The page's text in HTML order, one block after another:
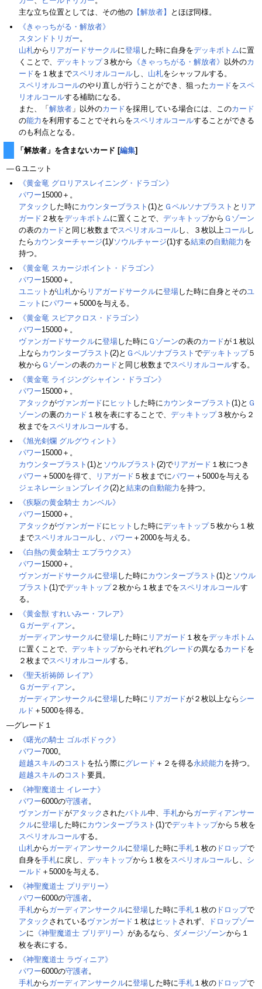
主な立ち位置としては、その他の 【解放者】
とほぼ同様。
《きゃっちがる・解放者》
スタンドトリガー 。
山札から リアガードサークルに登場した時に自身をデッキボトムに置
くことで、 デッキトップ３枚から 《きゃっちがる・解放者》 以外のカ
ードを１枚までスペリオルコールし、 山札をシャッフルする。
スペリオルコールのやり直しが行うことができ、狙ったカードを スペ
リオルコールする補助になる。
また、「 解放者 」以外のカードを採用している場合には、このカード
の能力 を利用することでそれらを スペリオルコールすることができる
のも利点となる。
「解放者」を含まないカード [編集]
―Ｇユニット
《黄金竜 グロリアスレイニング・ドラゴン》
パワー15000＋。
アタック した時にカウンターブラスト (1)と Ｇペルソナブラスト と リア
ガード ２枚をデッキボトムに置くことで、 デッキトップから Ｇゾーン
の表のカード と同じ枚数までスペリオルコールし、３枚以上 コールし
たら カウンターチャージ(1)/ソウルチャージ(1)する結束の自動能力 を
持つ。
《黄金竜 スカージポイント・ドラゴン》
パワー15000＋。
ユニット が山札から リアガードサークルに登場した時に自身とそのユ
ニット にパワー ＋5000を与える。
《黄金竜 スピアクロス・ドラゴン》
パワー15000＋。
ヴァンガードサークルに登場した時に Ｇゾーンの表のカードが１枚以
上なら カウンターブラスト (2)と Ｇペルソナブラスト でデッキトップ５
枚から Ｇゾーンの表のカード と同じ枚数までスペリオルコールする。
《黄金竜 ライジングシャイン・ドラゴン》
パワー15000＋。
アタックがヴァンガードに ヒット した時にカウンターブラスト (1)と Ｇ
ゾーンの裏のカード １枚を表にすることで、 デッキトップ３枚から２
枚までを スペリオルコールする。
《旭光剣爛 グルグウィント》
パワー15000＋。
カウンターブラスト (1)と ソウルブラスト (2)で リアガード １枚につき
パワー ＋5000を得て、 リアガード ５枚までにパワー ＋5000を与える
ジェネレーションブレイク(2)と 結束の自動能力 を持つ。
《疾駆の黄金騎士 カンベル》
パワー15000＋。
アタックがヴァンガードに ヒット した時にデッキトップ５枚から１枚
までスペリオルコールし、 パワー ＋2000を与える。
《白熱の黄金騎士 エブラウクス》
パワー15000＋。
ヴァンガードサークルに登場した時にカウンターブラスト (1)と ソウル
ブラスト (1)でデッキトップ２枚から１枚までを スペリオルコールす
る。
《黄金獣 すれいみー・フレア》
Ｇガーディアン 。
ガーディアンサークルに登場した時に リアガード １枚をデッキボトム
に置くことで、 デッキトップからそれぞれグレードの異なるカードを
２枚までスペリオルコールする。
《聖天祈祷師 レイア》
Ｇガーディアン 。
ガーディアンサークルに登場した時に リアガードが２枚以上なら シー
ルド ＋5000を得る。
―グレード１
《曙光の騎士 ゴルボドゥク》
パワー7000。
超越スキルのコスト を払う際にグレード ＋２を得る永続能力 を持つ。
超越スキルのコスト 要員。
《神聖魔道士 イレーナ》
パワー6000の守護者。
ヴァンガードがアタック されたバトル中、 手札から ガーディアンサー
クルに登場した時にカウンターブラスト (1)でデッキトップから５枚を
スペリオルコールする。
山札から ガーディアンサークルに登場した時に手札 １枚の ドロップで
自身を手札に戻し、 デッキトップから１枚を スペリオルコールし、 シ
ールド ＋5000を与える。
《神聖魔道士 プリデリー》
パワー6000の守護者。
手札から ガーディアンサークルに登場した時に手札 １枚の ドロップで
アタック されているヴァンガード １枚は ヒット されず、
ドロップゾー
ンに 《神聖魔道士 プリデリー》 があるなら、 ダメージゾーンから１
枚を表にする。
《神聖魔道士 ラヴィニア》
パワー6000の守護者。
手札から ガーディアンサークルに登場した時に手札 １枚の ドロップで